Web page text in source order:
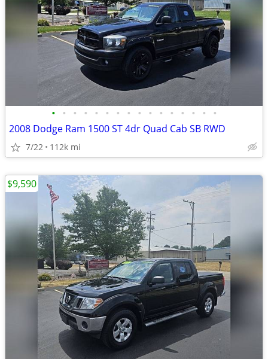
• • • • • • • • • • • • • • • •
2008 Dodge Ram 1500 ST 4dr Quad Cab SB RWD
7/22 112k mi
$9,590